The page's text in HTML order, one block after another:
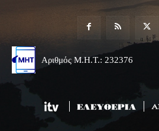
Αριθμός Μ.Η.Τ.: 232376